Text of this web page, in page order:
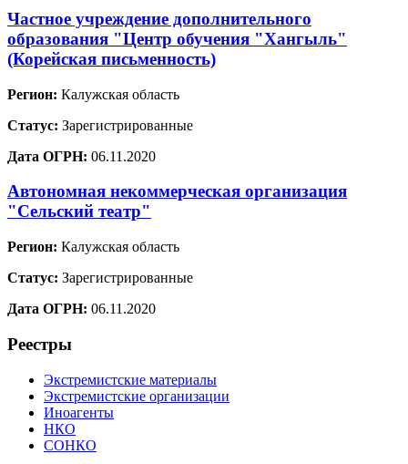
Частное учреждение дополнительного
образования "Центр обучения "Хангыль"
(Корейская письменность)
Регион: Калужская область
Статус: Зарегистрированные
Дата ОГРН: 06.11.2020
Автономная некоммерческая организация
"Сельский театр"
Регион: Калужская область
Статус: Зарегистрированные
Дата ОГРН: 06.11.2020
Реестры
Экстремистские материалы
Экстремистские организации
Иноагенты
НКО
СОНКО